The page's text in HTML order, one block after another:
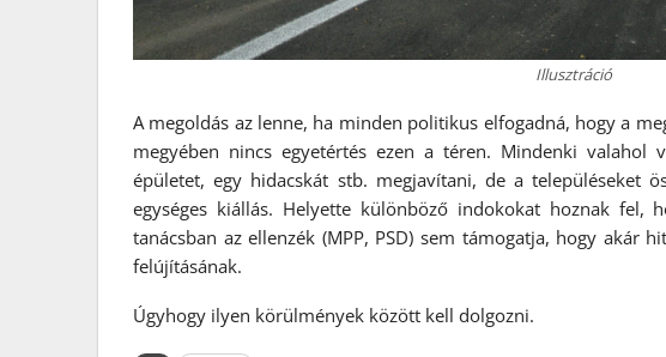
Illusztráció
A megoldás az lenne, ha minden politikus elfogadná, hogy a
megyében nincs egyetértés ezen a téren. Mindenki valahol
épületet, egy hidacskát stb. megjavítani, de a településeket
egységes kiállás. Helyette különböző indokokat hoznak fel,
tanácsban az ellenzék (MPP, PSD) sem támogatja, hogy
felújításának.
Úgyhogy ilyen körülmények között kell dolgozni.